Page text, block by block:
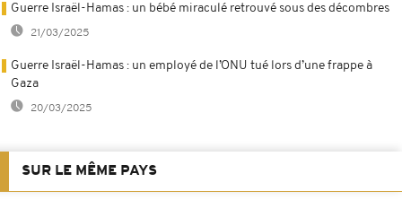
Guerre Israël-Hamas : un bébé miraculé retrouvé sous des décombres
21/03/2025
Guerre Israël-Hamas : un employé de l’ONU tué lors d’une frappe à
Gaza
20/03/2025
SUR LE MÊME PAYS